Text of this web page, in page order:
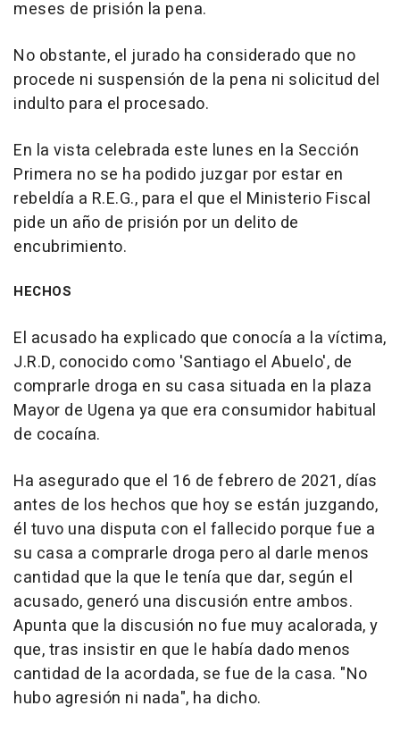
meses de prisión la pena.
No obstante, el jurado ha considerado que no
procede ni suspensión de la pena ni solicitud del
indulto para el procesado.
En la vista celebrada este lunes en la Sección
Primera no se ha podido juzgar por estar en
rebeldía a R.E.G., para el que el Ministerio Fiscal
pide un año de prisión por un delito de
encubrimiento.
HECHOS
El acusado ha explicado que conocía a la víctima,
J.R.D, conocido como 'Santiago el Abuelo', de
comprarle droga en su casa situada en la plaza
Mayor de Ugena ya que era consumidor habitual
de cocaína.
Ha asegurado que el 16 de febrero de 2021, días
antes de los hechos que hoy se están juzgando,
él tuvo una disputa con el fallecido porque fue a
su casa a comprarle droga pero al darle menos
cantidad que la que le tenía que dar, según el
acusado, generó una discusión entre ambos.
Apunta que la discusión no fue muy acalorada, y
que, tras insistir en que le había dado menos
cantidad de la acordada, se fue de la casa. "No
hubo agresión ni nada", ha dicho.